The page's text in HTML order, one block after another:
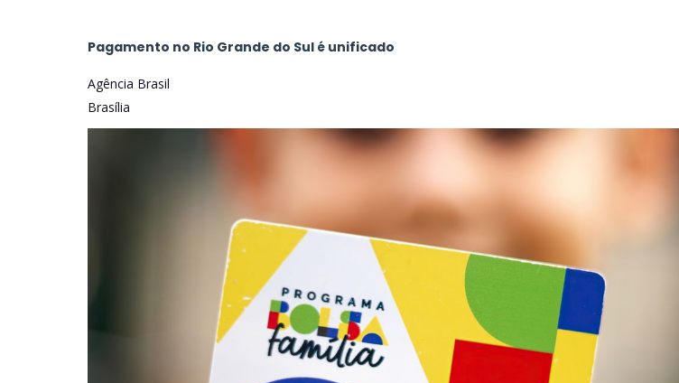
Pagamento no Rio Grande do Sul é unificado
Agência Brasil
Brasília